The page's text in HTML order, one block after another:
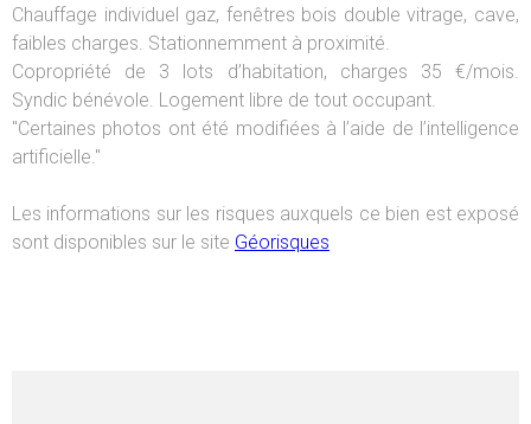
Chauffage individuel gaz, fenêtres bois double vitrage, cave,
faibles charges. Stationnemment à proximité.
Copropriété de 3 lots d’habitation, charges 35 €/mois.
Syndic bénévole. Logement libre de tout occupant.
"Certaines photos ont été modifiées à l’aide de l’intelligence
artificielle."
Les informations sur les risques auxquels ce bien est exposé
sont disponibles sur le site Géorisques